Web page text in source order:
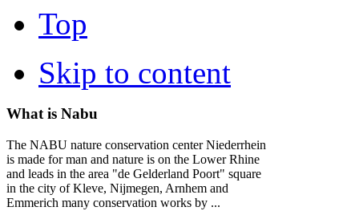
Top
Skip to content
What is Nabu
The NABU nature conservation center Niederrhein
is made for man and nature is on the Lower Rhine
and leads in the area "de Gelderland Poort" square
in the city of Kleve, Nijmegen, Arnhem and
Emmerich many conservation works by ...